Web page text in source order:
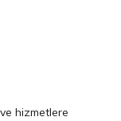
hizmetlere